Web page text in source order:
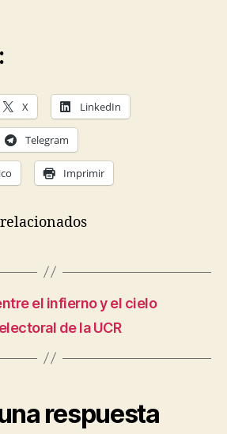
X LinkedIn
Telegram
Imprimir
el infierno y el cielo
de la UCR
respuesta